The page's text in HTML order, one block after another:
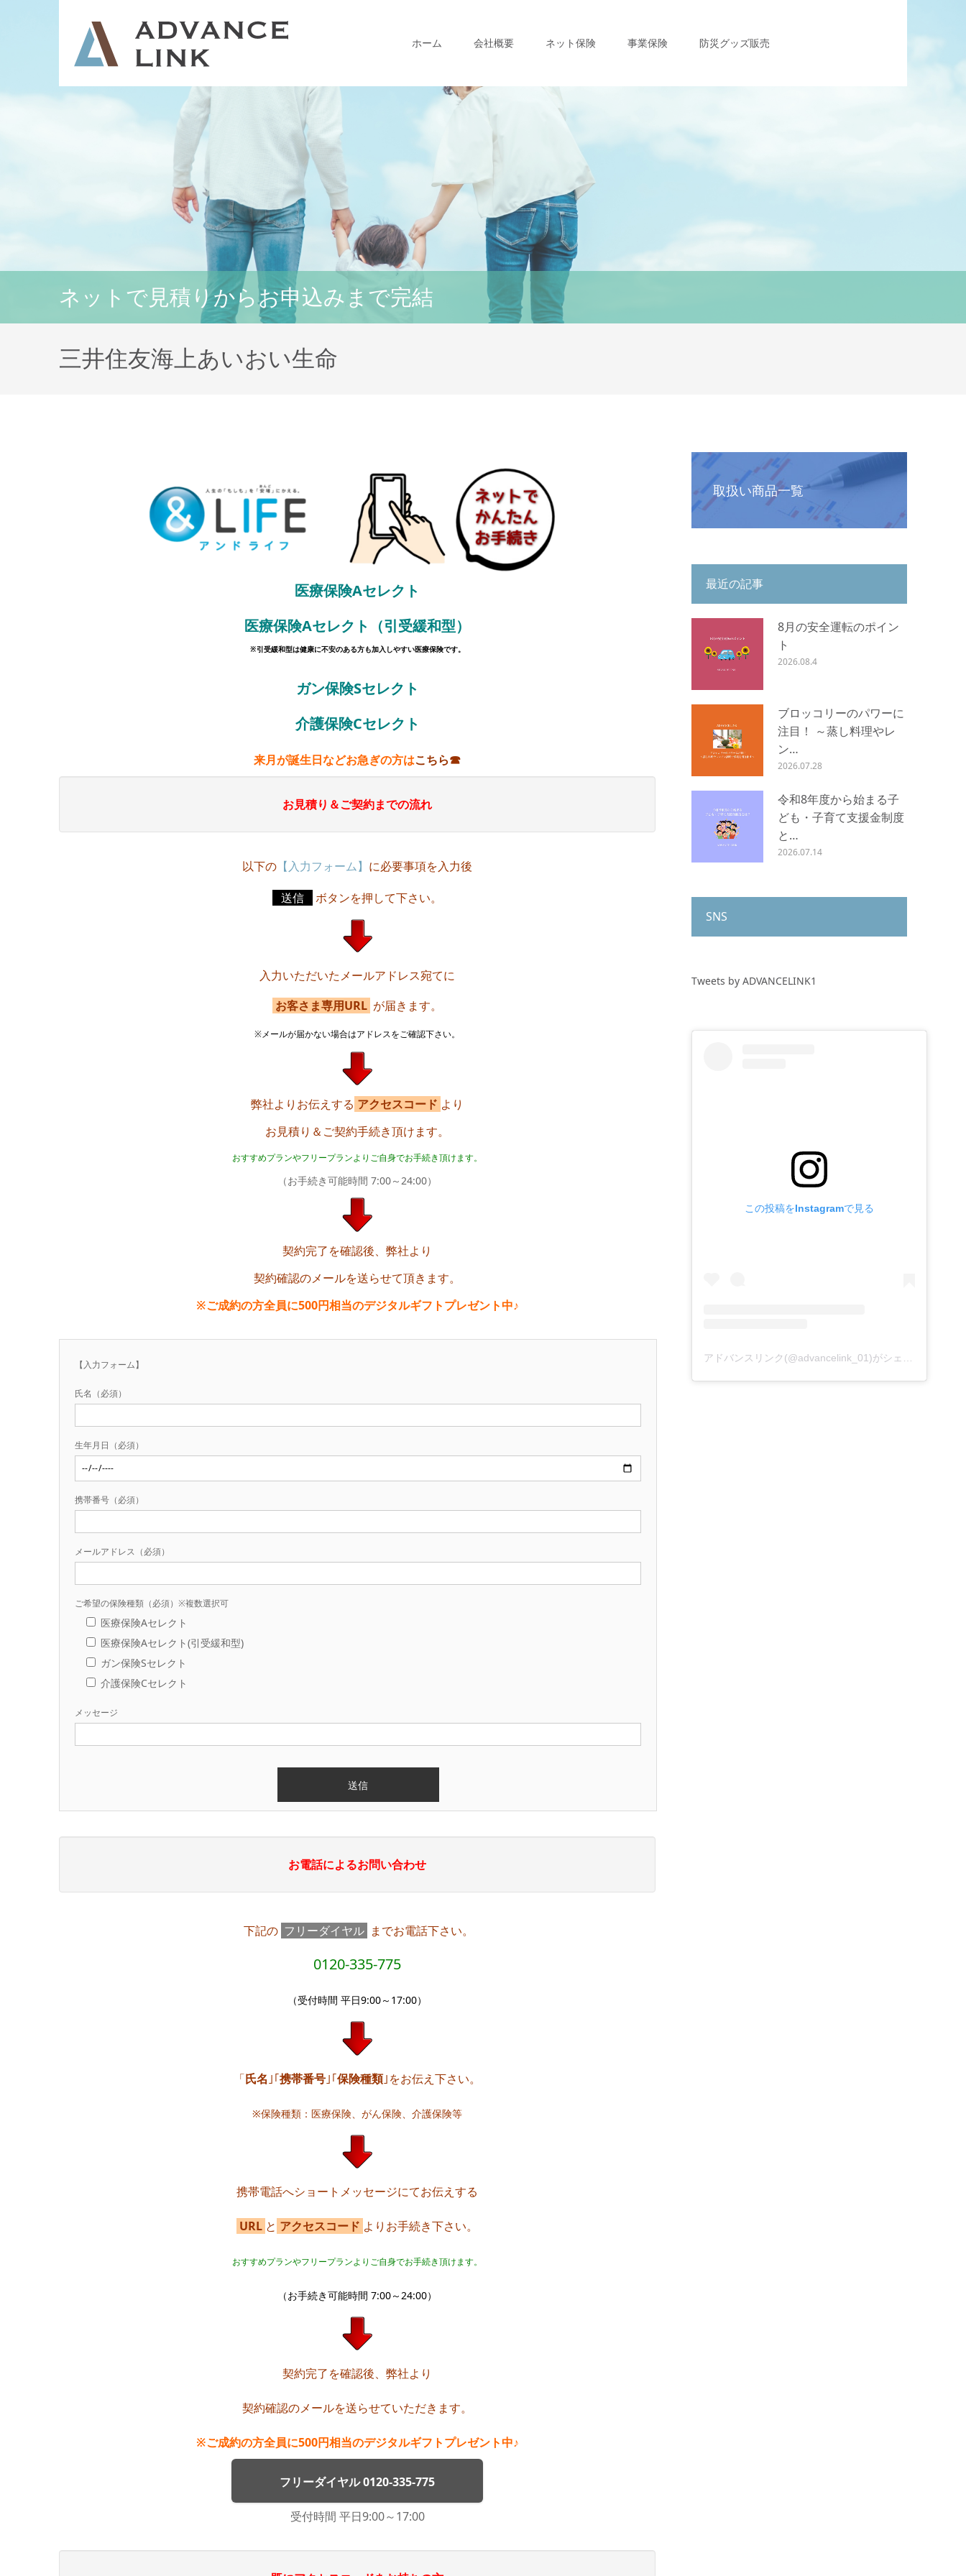
ホーム 会社概要 ネット保険 事業保険 防災グッズ販売
ネットで見積りからお申込みまで完結
三井住友海上あいおい生命
医療保険Aセレクト
医療保険Aセレクト（引受緩和型）
※引受緩和型は健康に不安のある方も加入しやすい医療保険です。
ガン保険Sセレクト
介護保険Cセレクト
来月が誕生日などお急ぎの方はこちら☎
お見積り＆ご契約までの流れ
以下の 【入力フォーム】 に必要事項を入力後
送信
ボタンを押して下さい。
入力いただいたメールアドレス宛てに
お客さま専用URL が届きます。
※メールが届かない場合はアドレスをご確認下さい。
弊社よりお伝えする アクセスコード より
お見積り＆ご契約手続き頂けます。
おすすめプランやフリープランよりご自身でお手続き頂けます。
（お手続き可能時間 7:00～24:00）
契約完了を確認後、弊社より
契約確認のメールを送らせて頂きます。
※ご成約の方全員に500円相当のデジタルギフトプレゼント中♪
【入力フォーム】
氏名（必須）
生年月日（必須）
携帯番号（必須）
メールアドレス（必須）
ご希望の保険種類（必須）※複数選択可
医療保険Aセレクト
医療保険Aセレクト(引受緩和型)
ガン保険Sセレクト
介護保険Cセレクト
メッセージ
お電話によるお問い合わせ
下記の フリーダイヤル までお電話下さい。
0120-335-775
（受付時間 平日9:00～17:00）
「氏名 ｣｢携帯番号｣｢保険種類｣をお伝え下さい。
※保険種類：医療保険、がん保険、介護保険等
携帯電話へショートメッセージにてお伝えする
URL と アクセスコード よりお手続き下さい。
おすすめプランやフリープランよりご自身でお手続き頂けます。
（お手続き可能時間 7:00～24:00）
契約完了を確認後、弊社より
契約確認のメールを送らせていただきます。
※ご成約の方全員に500円相当のデジタルギフトプレゼント中♪
フリーダイヤル 0120-335-775
受付時間 平日9:00～17:00
取扱い商品一覧
最近の記事
8月の安全運転のポイン
ト
2026.08.4
ブロッコリーのパワーに
注目！ ～蒸し料理やレ
ン…
2026.07.28
令和8年度から始まる子
ども・子育て支援金制度
と…
2026.07.14
SNS
Tweets by ADVANCELINK1
この投稿をInstagramで見る